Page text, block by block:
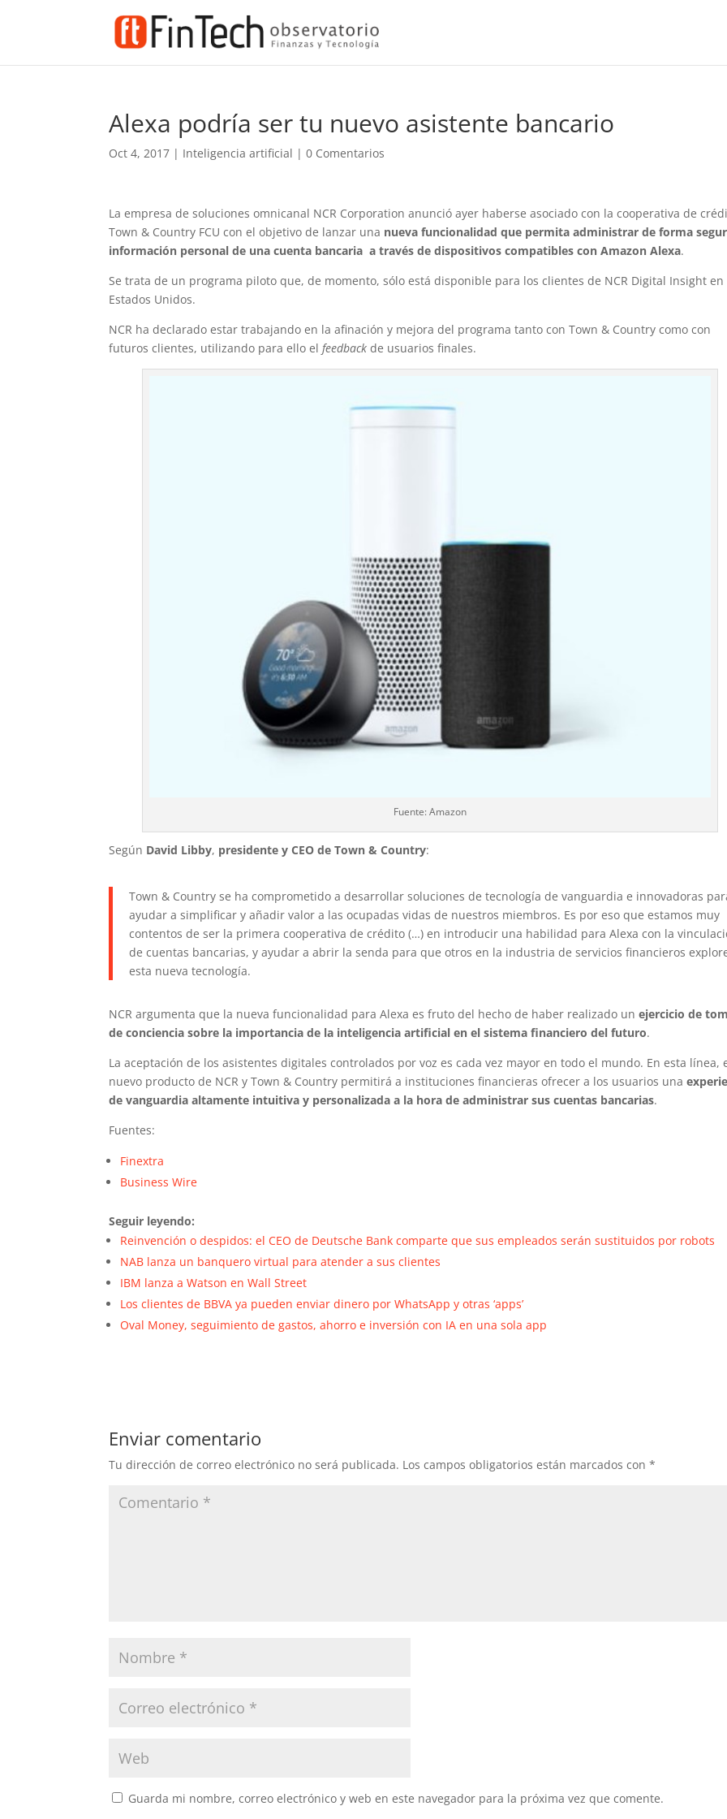
Alexa podría ser tu nuevo asistente bancario
Oct 4, 2017 | Inteligencia artificial |0 Comentarios
La empresa de soluciones omnicanal NCR Corporation anunció ayer haberse asociado con la cooperativa de
Town & Country FCU con el objetivo de lanzar una nueva funcionalidad que permita administrar de forma
información personal de una cuenta bancaria a través de dispositivos compatibles con Amazon Alexa.
Se trata de un programa piloto que, de momento, sólo está disponible para los clientes de NCR Digital Insight en
Estados Unidos.
NCR ha declarado estar trabajando en la afinación y mejora del programa tanto con Town & Country como con
futuros clientes, utilizando para ello elfeedback de usuarios finales.
Fuente: Amazon
Según David Libby, presidente y CEO de Town & Country:
Town & Country se ha comprometido a desarrollar soluciones de tecnología de vanguardia e innovadoras
ayudar a simplificar y añadir valor a las ocupadas vidas de nuestros miembros. Es por eso que estamos muy
contentos de ser la primera cooperativa de crédito (…) en introducir una habilidad para Alexa con la
de cuentas bancarias, y ayudar a abrir la senda para que otros en la industria de servicios financieros
esta nueva tecnología.
NCR argumenta que la nueva funcionalidad para Alexa es fruto del hecho de haber realizado unejercicio de
de conciencia sobre la importancia de la inteligencia artificial en el sistema financiero del futuro.
La aceptación de los asistentes digitales controlados por voz es cada vez mayor en todo el mundo. En esta línea,
nuevo producto de NCR y Town & Country permitirá a instituciones financieras ofrecer a los usuarios una
de vanguardia altamente intuitiva y personalizada a la hora de administrar sus cuentas bancarias.
Fuentes:
Finextra
Business Wire
Seguir leyendo:
Reinvención o despidos: el CEO de Deutsche Bank comparte que sus empleados serán sustituidos por robots
NAB lanza un banquero virtual para atender a sus clientes
IBM lanza a Watson en Wall Street
Los clientes de BBVA ya pueden enviar dinero por WhatsApp y otras ‘apps’
Oval Money, seguimiento de gastos, ahorro e inversión con IA en una sola app
Enviar comentario
Tu dirección de correo electrónico no será publicada. Los campos obligatorios están marcados con*
Guarda mi nombre, correo electrónico y web en este navegador para la próxima vez que comente.